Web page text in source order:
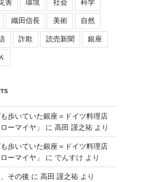
害 環境 社会 科学
織田信長 美術 自然
詐欺 読売新聞 銀座
歩いていた銀座＝ドイツ料理店
ーマイヤ」
に 高田 謹之祐より
歩いていた銀座＝ドイツ料理店
ーマイヤ」
に でんすけ より
その後 に 高田 謹之祐より